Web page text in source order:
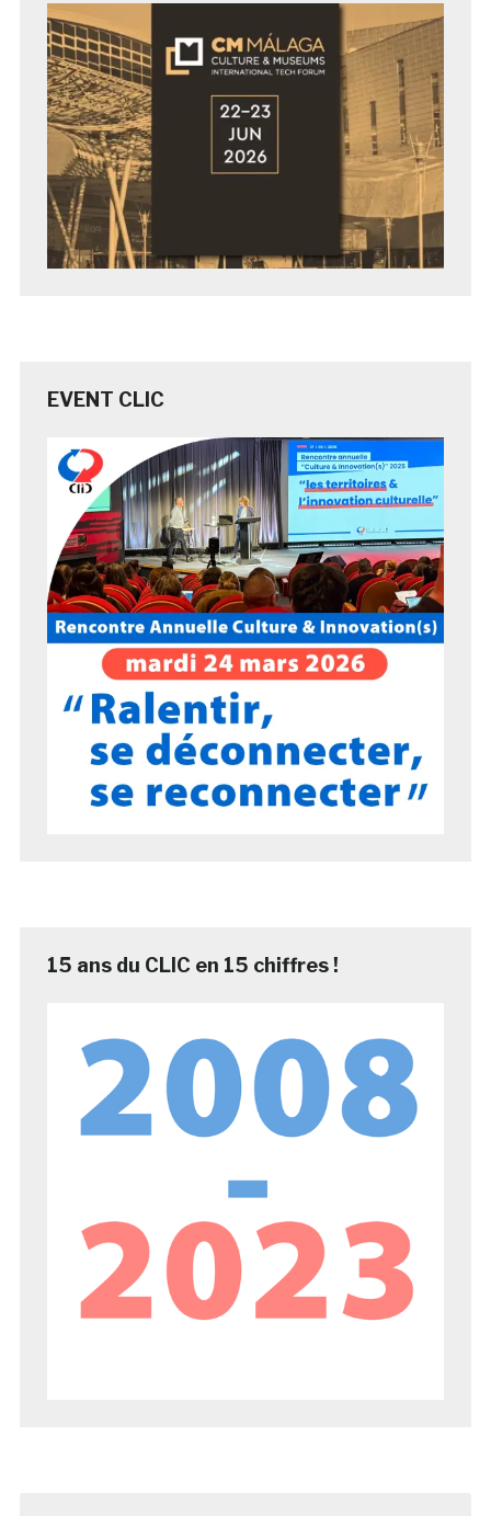
EVENT CLIC
15 ans du CLIC en 15 chiffres !